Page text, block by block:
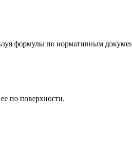
формулы по нормативным
по поверхности.